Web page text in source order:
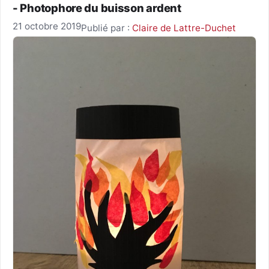
- Photophore du buisson ardent
21 octobre 2019Publié par : Claire de Lattre-Duchet